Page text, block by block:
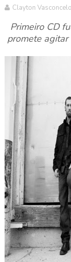
Clayton
Primeiro CD
promete agitar